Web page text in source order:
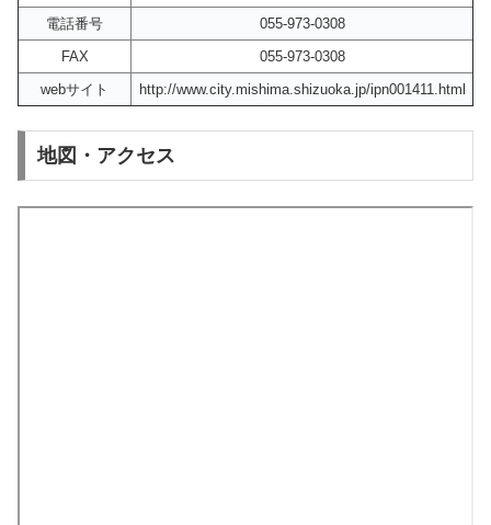
電話番号
055-973-0308
FAX
055-973-0308
webサイト
http://www.city.mishima.shizuoka.jp/ipn001411.html
地図・アクセス